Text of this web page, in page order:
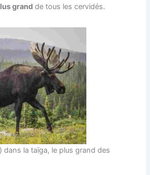
grand de tous les cervidés.
dans la taïga, le plus grand des